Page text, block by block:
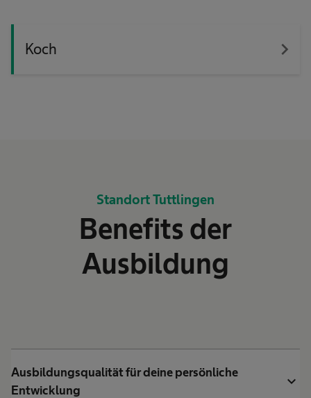
Koch navigate_next
Standort Tuttlingen
Benefits der
Ausbildung
Ausbildungsqualität für deine persönliche
Entwicklung
expand_more